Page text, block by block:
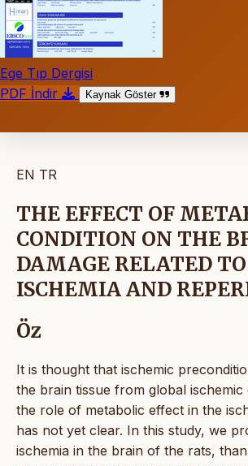
Ege Tıp Dergisi
PDF İndir
Kaynak Göster
EN TR
THE EFFECT OF
CONDITION ON THE
DAMAGE RELATED
ISCHEMIA AND
Öz
It is thought that ischemic
the brain tissue from global ischemic
the role of metabolic effect in the
has not yet clear. In this study, we
ischemia in the brain of the rats,